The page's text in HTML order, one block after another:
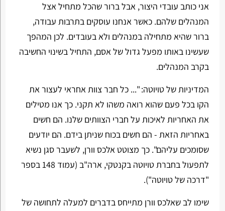
אני כותב עובדי היצור, אבל ברור שהכל מתחיל אצל
המנהלים שלהם. כאשר אנחנו עוסקים בתרבות עבודה,
ברור שהיא מתחילה במנהלים ולא בעובדים. לכן המהפך
שעשינו באותו מפעל גדול של אסם, התחיל בשינוי החשיבה
בקרב המנהלים.
המדיניות של טויוטה: "... כל חבר צוות אחראי לעצור את
הקו בכל פעם שהוא רואה משהו לא תקני. כך אנו מטילים
את האחריות לאיכות על חברי הצוותים שלנו. הם חשים
באחריות הזאת - הם חשים בכוח שניתן בידם. הם יודעים
שסומכים עליהם". כך מצוטט אלכס וורן, לשעבר סגן נשיא
לתפעול בחברת טויוטה בקנטקי, ארה"ב (עמוד 148 בספר
"דרכה של טויוטה").
שימו לב שאלכס וורן מתייחס בדברים למעלה לתחושה של